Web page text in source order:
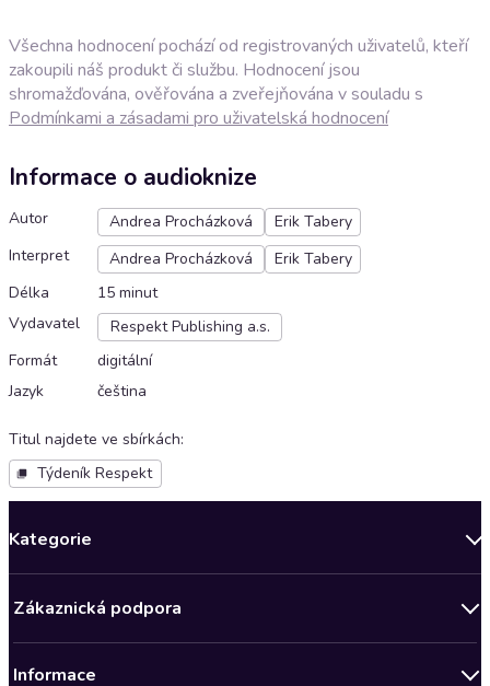
Všechna hodnocení pochází od registrovaných uživatelů, kteří
zakoupili náš produkt či službu. Hodnocení jsou
shromažďována, ověřována a zveřejňována v souladu s
Podmínkami a zásadami pro uživatelská hodnocení
Informace o audioknize
Autor Andrea Procházková
Erik Tabery
Interpret
Andrea Procházková
Erik Tabery
Délka
15 minut
Vydavatel
Respekt Publishing a.s.
Formát
digitální
Jazyk
čeština
Titul najdete ve sbírkách:
Týdeník Respekt
Kategorie
Bestsellery měsíce
Zákaznická podpora
Informace